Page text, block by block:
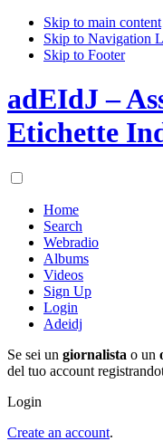
Skip to main content
Skip to Navigation
Skip to Footer
adEIdJ –
Etichette
Home
Search
Webradio
Albums
Videos
Sign Up
Login
Adeidj
Se sei un giornalista o un
del tuo account
Login
Create an account.